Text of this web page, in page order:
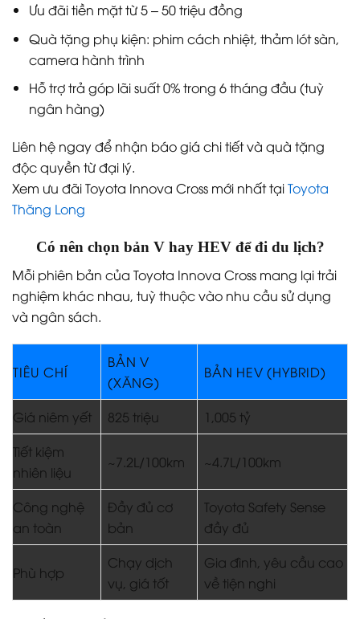
Ưu đãi tiền mặt từ 5 – 50 triệu đồng
Quà tặng phụ kiện: phim cách nhiệt, thảm lót sàn,
camera hành trình
Hỗ trợ trả góp lãi suất 0% trong 6 tháng đầu (tuỳ
ngân hàng)
Liên hệ ngay để nhận báo giá chi tiết và quà tặng
độc quyền từ đại lý.
Xem ưu đãi Toyota Innova Cross mới nhất tạiToyota
Thăng Long
Có nên chọn bản V hay HEV để đi du lịch?
Mỗi phiên bản của Toyota Innova Cross mang lại trải
nghiệm khác nhau, tuỳ thuộc vào nhu cầu sử dụng
và ngân sách.
TIÊU CHÍ
BẢN V
(XĂNG)
BẢN HEV (HYBRID)
Giá niêm yết 825 triệu
1,005 tỷ
Tiết kiệm
nhiên liệu
~7.2L/100km ~4.7L/100km
Công nghệ
an toàn
Đầy đủ cơ
bản
Toyota Safety Sense
đầy đủ
Phù hợp
Chạy dịch
vụ, giá tốt
Gia đình, yêu cầu cao
về tiện nghi